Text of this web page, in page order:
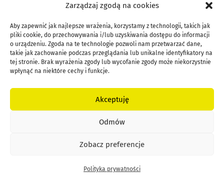
Zarządzaj zgodą na cookies
Aby zapewnić jak najlepsze wrażenia, korzystamy z technologii, takich jak
pliki cookie, do przechowywania i/lub uzyskiwania dostępu do informacji
o urządzeniu. Zgoda na te technologie pozwoli nam przetwarzać dane,
takie jak zachowanie podczas przeglądania lub unikalne identyfikatory na
tej stronie. Brak wyrażenia zgody lub wycofanie zgody może niekorzystnie
wpłynąć na niektóre cechy i funkcje.
Akceptuję
Odmów
Zobacz preferencje
Polityka prywatności
minut uruchomić zbiórkę. Z kolei za sprawą
portali społecznościowych można pozyskiwać
tysiące inwestorów z całego świata.
Jakie są minusy tej formy
finansowania?
mają osoby, które posiadają duże zaufanie
mało popularne podmioty, które są na